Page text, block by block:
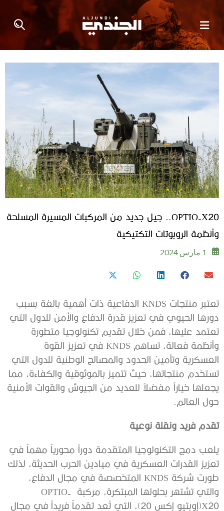
OPTIO-X20.. جيل جديد من المركبات المسيرة المسلحة
وأنظمة الروبوتات التكتيكية
1 مارس 2024
تعتبر منتجات KNDS الدفاعية ذات أهمية بالغة بسبب
دورها الحيوي في تعزيز قدرة الدفاع والأمن للدول التي
تعتمد عليها، فمن خلال تقديم تكنولوجيا متطورة
وأنظمة فعالة، تساهم KNDS في تعزيز القوة
العسكرية وتأمين الحدود والمصالح الوطنية للدول التي
تستخدم منتجاتها، حيث تتميز بالموثوقية والكفاءة، مما
يجعلها خياراً مفضلاً للعديد من الجيوش والقوات الأمنية
حول العالم.
تقدم فريد ونقلة نوعية
يلعب دمج التكنولوجيا المتقدمة دوراً محورياً مهماً في
تعزيز القدرات العسكرية في ميادين الحرب الحديثة، لذلك
طورت شركة KNDS المتخصصة في مجال الدفاع،
والتي تشتهر بحلولها المبتكرة، مركبة OPTIO-
X20(إوبتيو إكس 20)، التي تُعد تقدماً فريداً في مجال